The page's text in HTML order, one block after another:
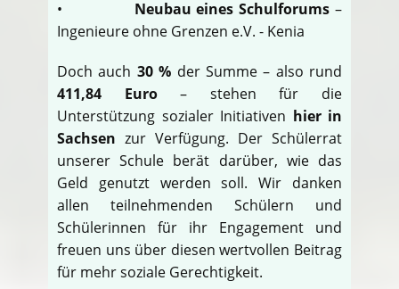
• Neubau eines Schulforums –
Ingenieure ohne Grenzen e.V. - Kenia
Doch auch 30 % der Summe – also rund
411,84 Euro– stehen für die
Unterstützung sozialer Initiativen hier in
Sachsen zur Verfügung. Der Schülerrat
unserer Schule berät darüber, wie das
Geld genutzt werden soll. Wir danken
allen teilnehmenden Schülern und
Schülerinnen für ihr Engagement und
freuen uns über diesen wertvollen Beitrag
für mehr soziale Gerechtigkeit.